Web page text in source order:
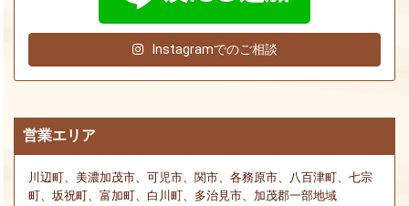
Instagramでのご相談
営業エリア
川辺町、美濃加茂市、可児市、関市、各務原市、八百津町、七宗
町、坂祝町、富加町、白川町、多治見市、加茂郡一部地域